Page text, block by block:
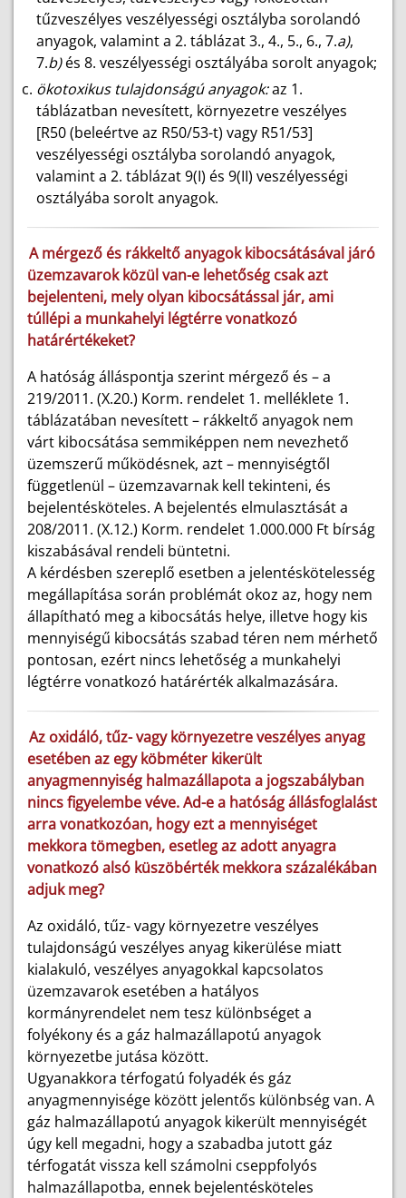
tűzveszélyes veszélyességi osztályba sorolandó
anyagok, valamint a 2. táblázat 3., 4., 5., 6., 7.a),
7.b)és 8. veszélyességi osztályába sorolt anyagok;
ökotoxikus tulajdonságú anyagok:az 1.
táblázatban nevesített, környezetre veszélyes
[R50 (beleértve az R50/53-t) vagy R51/53]
veszélyességi osztályba sorolandó anyagok,
valamint a 2. táblázat 9(I) és 9(II) veszélyességi
osztályába sorolt anyagok.
A mérgező és rákkeltő anyagok kibocsátásával járó
üzemzavarok közül van-e lehetőség csak azt
bejelenteni, mely olyan kibocsátással jár, ami
túllépi a munkahelyi légtérre vonatkozó
határértékeket?
A hatóság álláspontja szerint mérgező és – a
219/2011. (X.20.) Korm. rendelet 1. melléklete 1.
táblázatában nevesített – rákkeltő anyagok nem
várt kibocsátása semmiképpen nem nevezhető
üzemszerű működésnek, azt – mennyiségtől
függetlenül – üzemzavarnak kell tekinteni, és
bejelentésköteles. A bejelentés elmulasztását a
208/2011. (X.12.) Korm. rendelet 1.000.000 Ft bírság
kiszabásával rendeli büntetni.
A kérdésben szereplő esetben a jelentéskötelesség
megállapítása során problémát okoz az, hogy nem
állapítható meg a kibocsátás helye, illetve hogy kis
mennyiségű kibocsátás szabad téren nem mérhető
pontosan, ezért nincs lehetőség a munkahelyi
légtérre vonatkozó határérték alkalmazására.
Az oxidáló, tűz- vagy környezetre veszélyes anyag
esetében az egy köbméter kikerült
anyagmennyiség halmazállapota a jogszabályban
nincs figyelembe véve. Ad-e a hatóság állásfoglalást
arra vonatkozóan, hogy ezt a mennyiséget
mekkora tömegben, esetleg az adott anyagra
vonatkozó alsó küszöbérték mekkora százalékában
adjuk meg?
Az oxidáló, tűz- vagy környezetre veszélyes
tulajdonságú veszélyes anyag kikerülése miatt
kialakuló, veszélyes anyagokkal kapcsolatos
üzemzavarok esetében a hatályos
kormányrendelet nem tesz különbséget a
folyékony és a gáz halmazállapotú anyagok
környezetbe jutása között.
Ugyanakkora térfogatú folyadék és gáz
anyagmennyisége között jelentős különbség van. A
gáz halmazállapotú anyagok kikerült mennyiségét
úgy kell megadni, hogy a szabadba jutott gáz
térfogatát vissza kell számolni cseppfolyós
halmazállapotba, ennek bejelentésköteles